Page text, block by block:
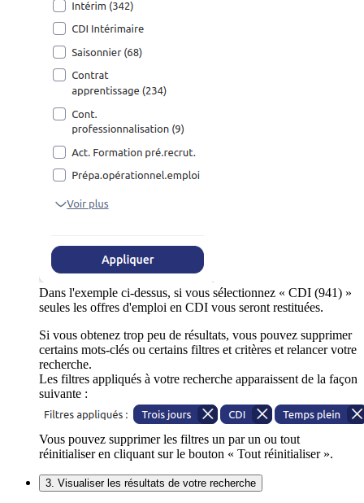
Dans l'exemple ci-dessus, si vous sélectionnez « CDI (941) »
seules les offres d'emploi en CDI vous seront restituées.
Si vous obtenez trop peu de résultats, vous pouvez supprimer
certains mots-clés ou certains filtres et critères et relancer votre
recherche.
Les filtres appliqués à votre recherche apparaissent de la façon
suivante :
Vous pouvez supprimer les filtres un par un ou tout
réinitialiser en cliquant sur le bouton « Tout réinitialiser ».
3. Visualiser les résultats de votre recherche